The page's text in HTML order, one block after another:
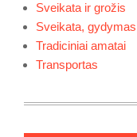
Sveikata ir grožis
Sveikata, gydymas
Tradiciniai amatai
Transportas